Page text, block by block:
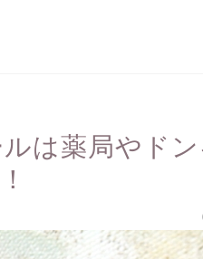
は薬局やド